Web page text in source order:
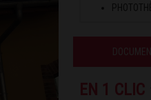
EN 1 CLIC